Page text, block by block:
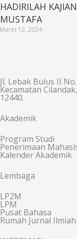
HADIRILAH
MUSTAFA
Maret 12, 2024
Jl. Lebak Bulus II
Kecamatan
12440.
Akademik
Program Studi
Penerimaan
Kalender Akademik
Lembaga
LP2M
LPM
Pusat Bahasa
Rumah Jurnal Ilmiah